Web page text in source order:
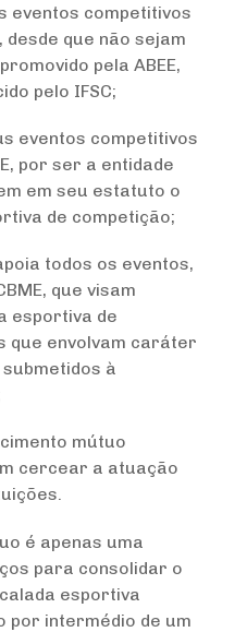
eventos competitivos
desde que não sejam
pela ABEE,
pelo IFSC;
eventos competitivos
por ser a entidade
em seu estatuto o
de competição;
todos os eventos,
que visam
esportiva de
que envolvam caráter
à
mútuo
cercear a atuação
é apenas uma
para consolidar o
esportiva
por intermédio de um